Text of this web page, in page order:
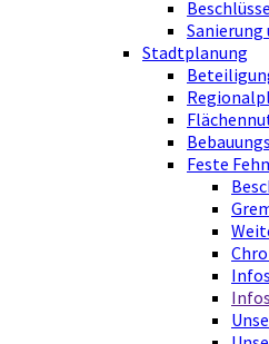
Sanierung
Stadtplanung
Feste